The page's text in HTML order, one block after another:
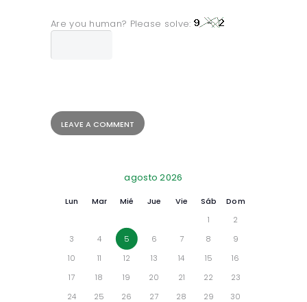
Are you human? Please solve:
agosto 2026
Lun Mar Mié Jue Vie Sáb
Dom
1
2
3
4 5 6 7 8
9
10
11 12 13 14 15
16
17
18 19 20 21 22
23
24
25 26 27 28 29
30